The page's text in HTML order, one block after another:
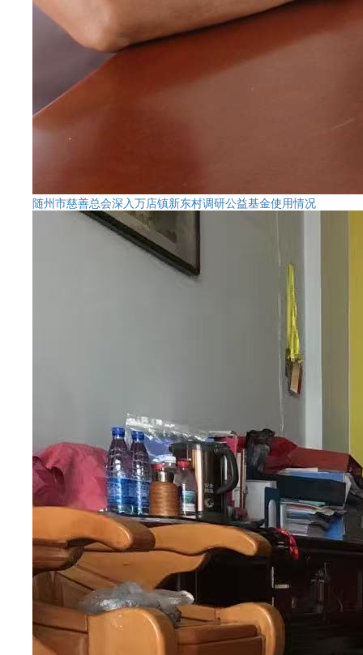
随州市慈善总会深入万店镇新东村调研公益基金使用情况